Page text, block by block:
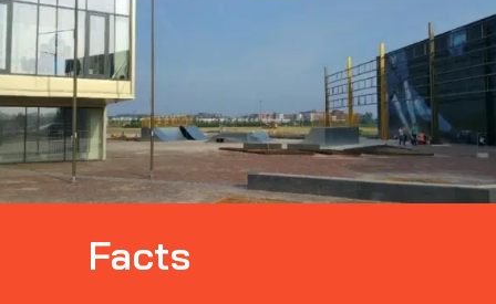
Facts